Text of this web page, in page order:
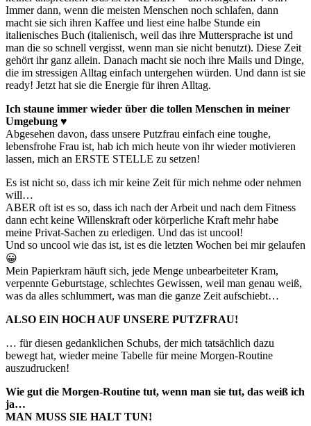
Immer dann, wenn die meisten Menschen noch schlafen, dann
macht sie sich ihren Kaffee und liest eine halbe Stunde ein
italienisches Buch (italienisch, weil das ihre Muttersprache ist und
man die so schnell vergisst, wenn man sie nicht benutzt). Diese Zeit
gehört ihr ganz allein. Danach macht sie noch ihre Mails und Dinge,
die im stressigen Alltag einfach untergehen würden. Und dann ist sie
ready! Jetzt hat sie die Energie für ihren Alltag.
Ich staune immer wieder über die tollen Menschen in meiner
Umgebung ♥
Abgesehen davon, dass unsere Putzfrau einfach eine toughe,
lebensfrohe Frau ist, hab ich mich heute von ihr wieder motivieren
lassen, mich an ERSTE STELLE zu setzen!
Es ist nicht so, dass ich mir keine Zeit für mich nehme oder nehmen
will…
ABER oft ist es so, dass ich nach der Arbeit und nach dem Fitness
dann echt keine Willenskraft oder körperliche Kraft mehr habe
meine Privat-Sachen zu erledigen. Und das ist uncool!
Und so uncool wie das ist, ist es die letzten Wochen bei mir gelaufen
😀
Mein Papierkram häuft sich, jede Menge unbearbeiteter Kram,
verpennte Geburtstage, schlechtes Gewissen, weil man genau weiß,
was da alles schlummert, was man die ganze Zeit aufschiebt…
ALSO EIN HOCH AUF UNSERE PUTZFRAU!
… für diesen gedanklichen Schubs, der mich tatsächlich dazu
bewegt hat, wieder meine Tabelle für meine Morgen-Routine
auszudrucken!
Wie gut die Morgen-Routine tut, wenn man sie tut, das weiß ich
ja…
MAN MUSS SIE HALT TUN!